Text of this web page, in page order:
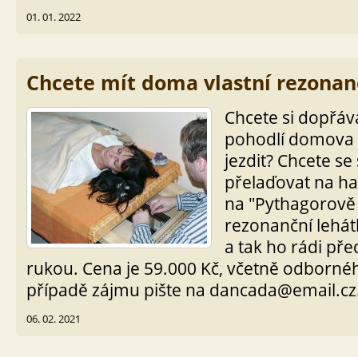
01. 01. 2022
Chcete mít doma vlastní
Chcete si
pohodlí
jezdit? Chcete
přelaďovat na
na
rezonanční
a tak ho rádi
rukou. Cena je 59.000 Kč, včetně
případě zájmu pište na
06. 02. 2021